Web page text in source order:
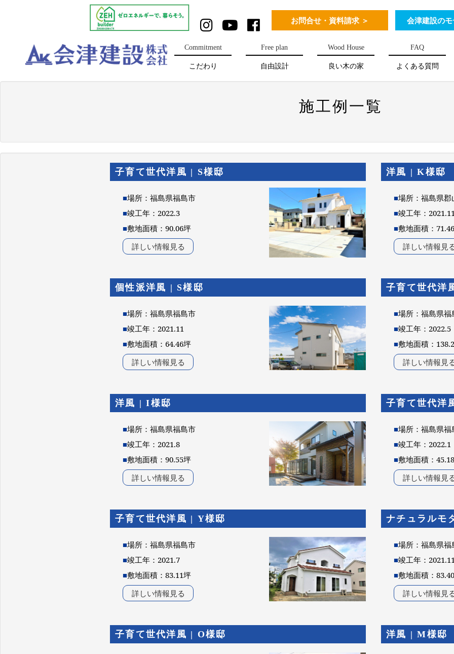
お問合せ・資料請求 ＞ 会津建設の
Commitment
こだわり
Free plan
自由設計
Wood House
良い木の家
FAQ
よくある質問
施工例一覧
子育て世代洋風 | S様邸
■場所：福島県福島市
■竣工年：2022.3
■敷地面積：90.06坪
詳しい情報見る
洋風 | K様邸
■場所：福島県郡
■竣工年：
■敷地面積：
詳しい情報見
個性派洋風 | S様邸
■場所：福島県福島市
■竣工年：2021.11
■敷地面積：64.46坪
詳しい情報見る
子育て世代洋
■場所：福島県福
■竣工年：2022.5
■敷地面積：
詳しい情報見
洋風 | I様邸
■場所：福島県福島市
■竣工年：2021.8
■敷地面積：90.55坪
詳しい情報見る
子育て世代洋
■場所：福島県福
■竣工年：2022.1
■敷地面積：
詳しい情報見
子育て世代洋風 | Y様邸
■場所：福島県福島市
■竣工年：2021.7
■敷地面積：83.11坪
詳しい情報見る
ナチュラルモ
■場所：福島県福
■竣工年：
■敷地面積：
詳しい情報見
子育て世代洋風 | O様邸 洋風 | M様邸